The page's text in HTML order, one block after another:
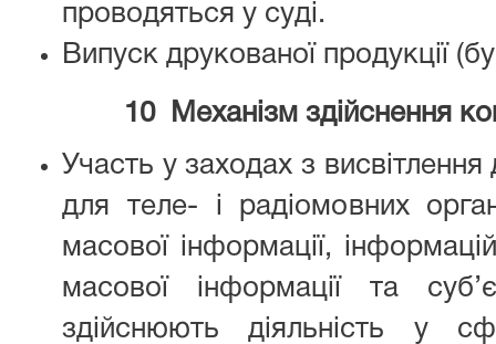
проводяться у суді.
Випуск друкованої продукції
10
Механізм здійснення
Участь у заходах з
для теле- і радіомовних
масової інформації,
масової інформації та
здійснюють діяльність у